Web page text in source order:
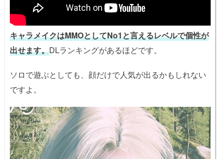
キャラメイクはMMOとしてNo1と言えるレベルで個性が
出せます。DLランキングがあるほどです。
ソロで遊ぶとしても、顔だけで人気が出るかもしれない
ですよ。